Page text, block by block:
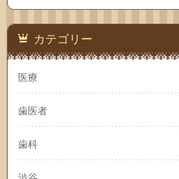
カテゴリー
医療
歯医者
歯科